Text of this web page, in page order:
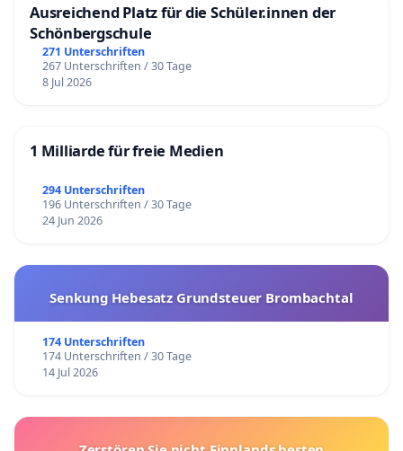
Ausreichend Platz für die Schüler.innen der
Schönbergschule
271 Unterschriften
267 Unterschriften / 30 Tage
8 Jul 2026
1 Milliarde für freie Medien
294 Unterschriften
196 Unterschriften / 30 Tage
24 Jun 2026
Senkung Hebesatz Grundsteuer Brombachtal
174 Unterschriften
174 Unterschriften / 30 Tage
14 Jul 2026